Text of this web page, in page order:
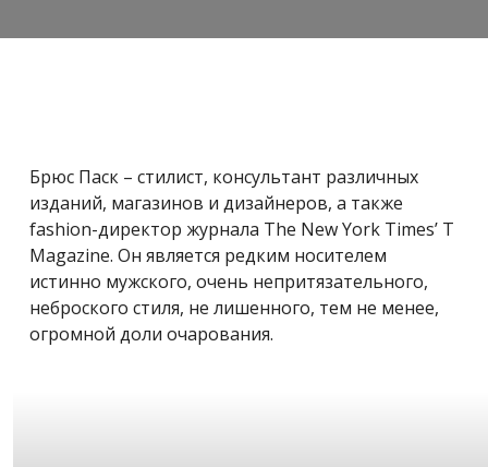
Брюс Паск – стилист, консультант различных
изданий, магазинов и дизайнеров, а также
fashion-директор журнала The New York Times’ T
Magazine. Он является редким носителем
истинно мужского, очень непритязательного,
неброского стиля, не лишенного, тем не менее,
огромной доли очарования.